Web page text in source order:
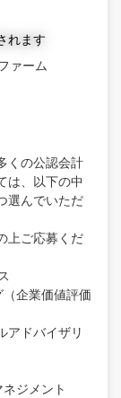
れます
ァーム
くの公認会計
は、以下の中
選んでいただ
上ご応募くだ
企業価値評価
アドバイザリ
ジメント